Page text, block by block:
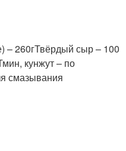
– 260гТвёрдый сыр – 100
кунжут – по
смазывания